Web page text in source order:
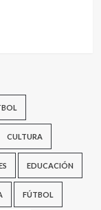
CULTURA
EDUCACIÓN
FÚTBOL